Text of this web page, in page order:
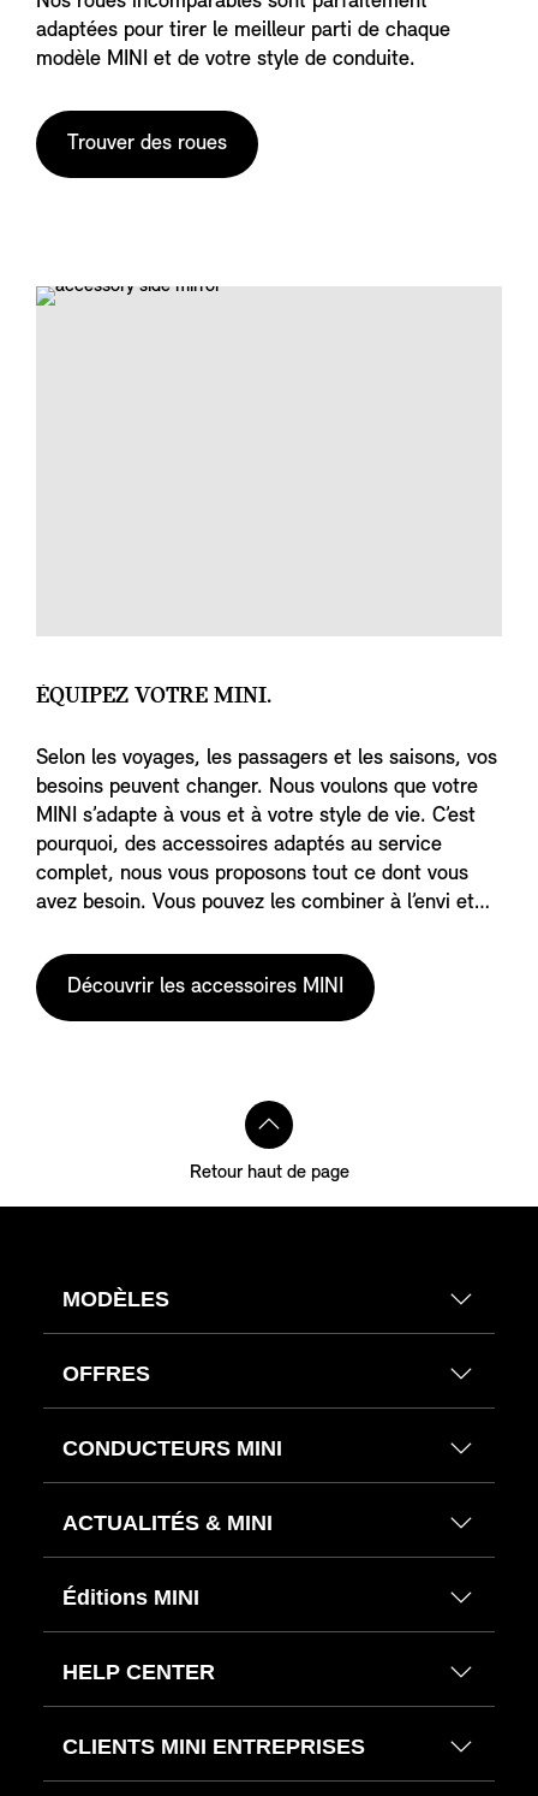
adaptées pour tirer le meilleur parti de chaque
modèle MINI et de votre style de conduite.
Trouver des roues
ÉQUIPEZ VOTRE MINI.
Selon les voyages, les passagers et les saisons, vos
besoins peuvent changer. Nous voulons que votre
MINI s’adapte à vous et à votre style de vie. C’est
pourquoi, des accessoires adaptés au service
complet, nous vous proposons tout ce dont vous
avez besoin. Vous pouvez les combiner à l’envi et
parfaitement adaptée à vous et à votre prochaine
aventure.
Découvrir les accessoires MINI
Retour haut de page
MODÈLES
OFFRES
CONDUCTEURS MINI
ACTUALITÉS & MINI
Éditions MINI
HELP CENTER
CLIENTS MINI ENTREPRISES